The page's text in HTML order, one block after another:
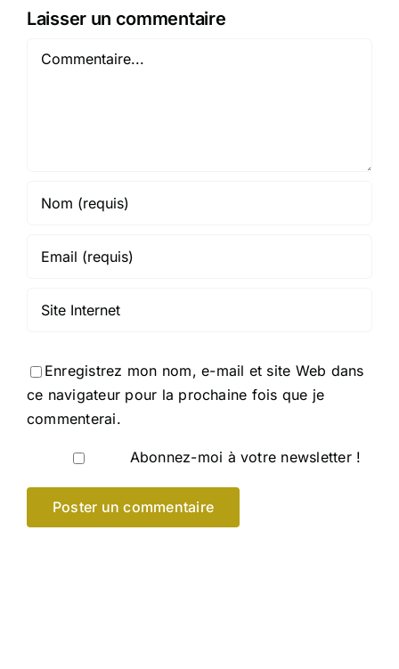
Laisser un commentaire
Commentaire
Enregistrez mon nom, e-mail et site Web dans
ce navigateur pour la prochaine fois que je
commenterai.
Abonnez-moi à votre newsletter !